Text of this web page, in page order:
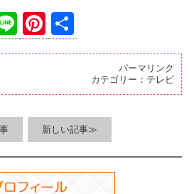
Li
n
Pi
nt
es
t
有
パーマリンク
カテゴリー： テレビ
新しい記事≫